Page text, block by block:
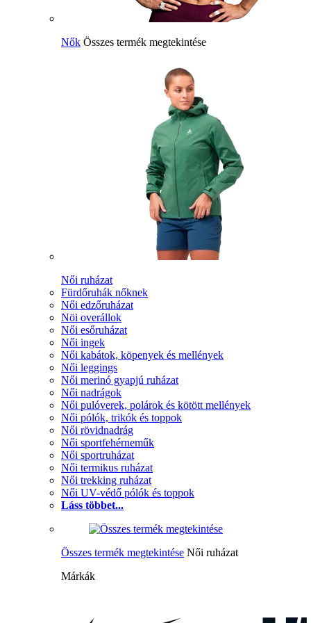
Nők Összes termék megtekintése
Női ruházat
Fürdőruhák nőknek
Női edzőruházat
Nöi overállok
Női esőruházat
Női ingek
Női kabátok, köpenyek és mellények
Női leggings
Női merinó gyapjú ruházat
Női nadrágok
Női pulóverek, polárok és kötött mellények
Női pólók, trikók és toppok
Női rövidnadrág
Női sportfehérneműk
Női sportruházat
Női termikus ruházat
Női trekking ruházat
Női UV-védő pólók és toppok
Láss többet...
Összes termék megtekintése Női ruházat
Márkák